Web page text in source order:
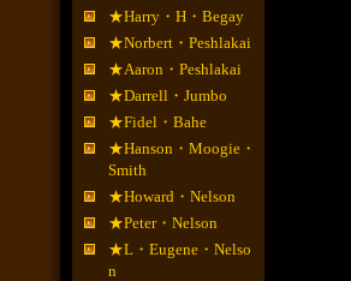
★Harry・H・Begay
★Norbert・Peshlakai
★Aaron・Peshlakai
★Darrell・Jumbo
★Fidel・Bahe
★Hanson・Moogie・
Smith
★Howard・Nelson
★Peter・Nelson
★L・Eugene・Nelso
n